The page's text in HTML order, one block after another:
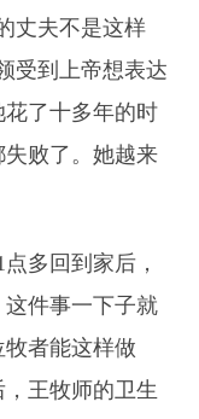
丈夫不是这样
受到上帝想表达
了十多年的时
败了。她越来
多回到家后，
件事一下子就
者能这样做
王牧师的卫生